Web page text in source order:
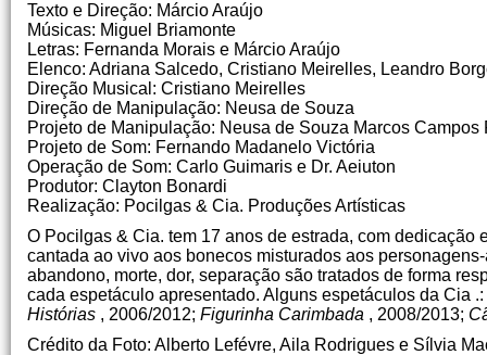
Texto e Direção: Márcio Araújo
Músicas: Miguel Briamonte
Letras: Fernanda Morais e Márcio Araújo
Elenco: Adriana Salcedo, Cristiano Meirelles, Leandro
Direção Musical: Cristiano Meirelles
Direção de Manipulação: Neusa de Souza
Projeto de Manipulação: Neusa de Souza Marcos Campos
Projeto de Som: Fernando Madanelo Victória
Operação de Som: Carlo Guimaris e Dr. Aeiuton
Produtor: Clayton Bonardi
Realização: Pocilgas & Cia. Produções Artísticas
O Pocilgas & Cia. tem 17 anos de estrada, com
cantada ao vivo aos bonecos misturados aos
abandono, morte, dor, separação são tratados de forma
cada espetáculo apresentado. Alguns espetáculos da Cia .:
Histórias , 2006/2012; Figurinha Carimbada , 2008/2013;
Crédito da Foto: Alberto Lefévre, Aila Rodrigues e Sílvia